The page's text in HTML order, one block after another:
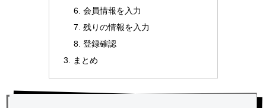
会員情報を入力
残りの情報を入力
登録確認
まとめ